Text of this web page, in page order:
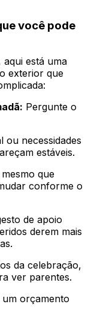
você pode
está uma
exterior que
Pergunte o
ou necessidades
estáveis.
que
conforme o
de apoio
derem mais
da celebração,
ver parentes.
orçamento